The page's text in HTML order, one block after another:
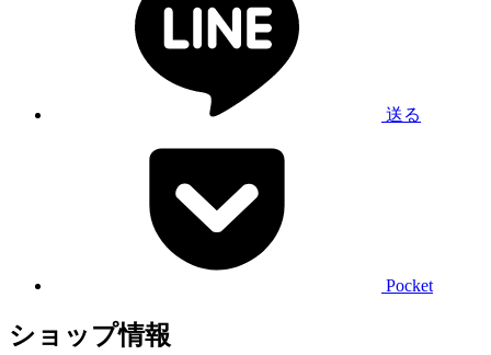
送る
Pocket
ショップ情報